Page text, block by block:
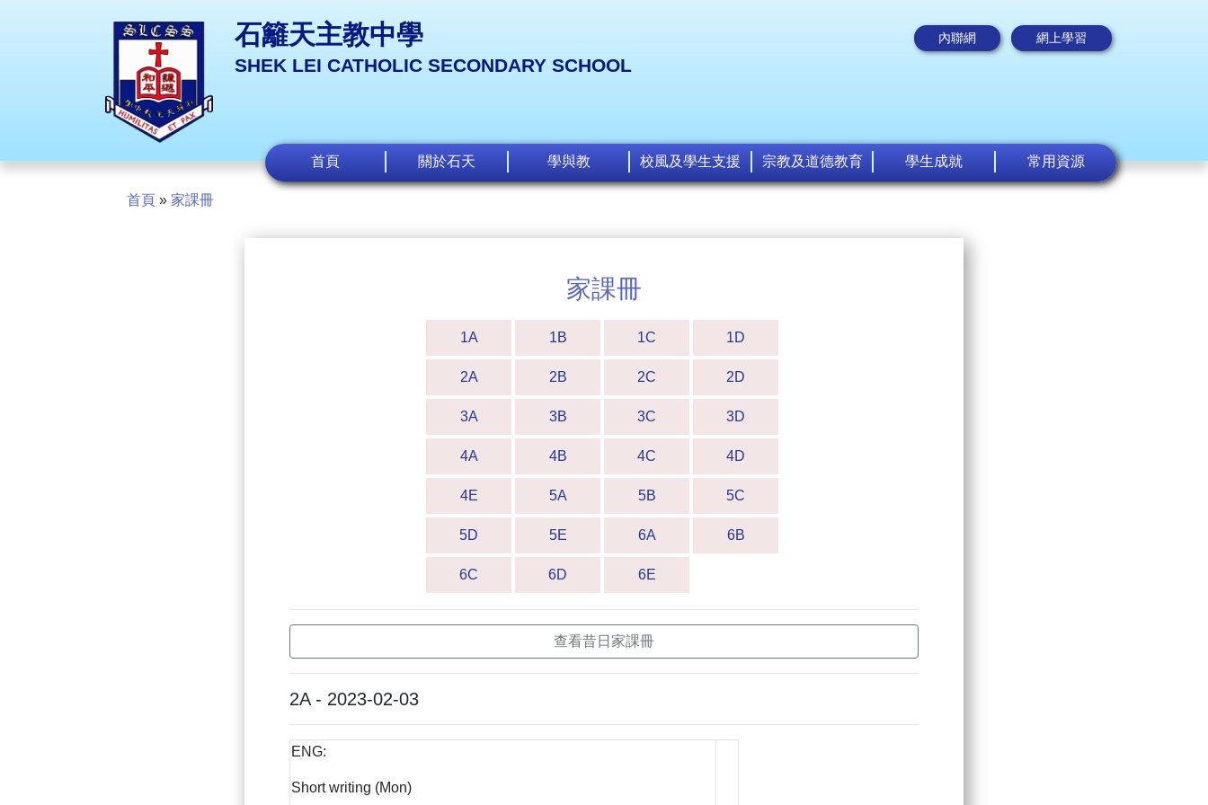
石籬天主教中學
SHEK LEI CATHOLIC SECONDARY SCHOOL
內聯網 網上學習
首頁 關於石天 學與教 校風及學生支援 宗教及道德教育 學生成就 常用資源
首頁 » 家課冊
家課冊
1A 1B 1C 1D
2A 2B 2C 2D
3A 3B 3C 3D
4A 4B 4C 4D
4E 5A 5B 5C
5D 5E 6A 6B
6C 6D 6E
查看昔日家課冊
2A - 2023-02-03
ENG:
Short writing (Mon)